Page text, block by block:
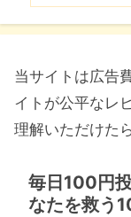
当サイトは広告
イトが公平なレ
理解いただけた
毎日100円
なたを救う